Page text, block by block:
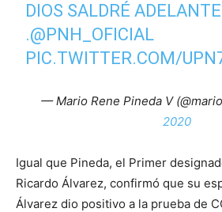
DIOS SALDRÉ ADELANTE
.@PNH_OFICIAL
PIC.TWITTER.COM/
— Mario Rene Pineda V
2020
Igual que Pineda, el Primer
Ricardo Álvarez, confirmó que su
Álvarez dio positivo a la prueba de